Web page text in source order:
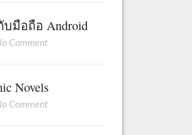
บมือถือ Android
Comment
Novels
Comment